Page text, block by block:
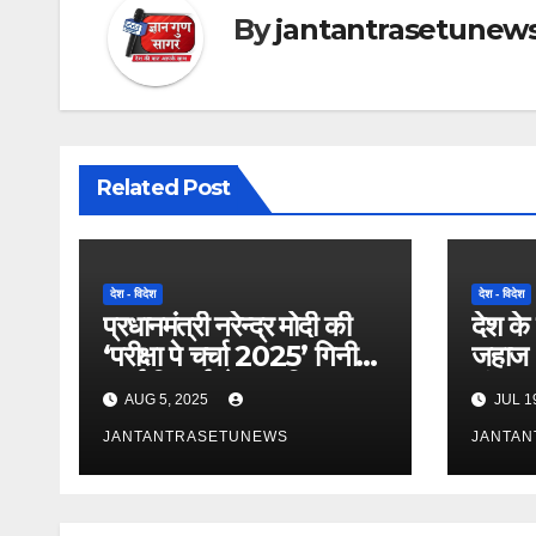
By
Related Post
देश - विदेश
प्रधानमंत्री नरेन्द्र मोदी की
‘परीक्षा पे चर्चा 2025’ गिनीज
वर्ल्ड रिकॉर्ड से सम्मानित
AUG 5, 2025
JANTANTRASETUNEWS
देश - विदेश
देश के
जहाज
क्लैंगJUL